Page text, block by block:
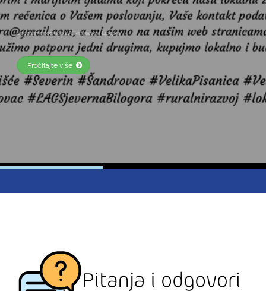
Upoznajmo područje LAG-a Sjeverna Bilogora
Pročitajte više